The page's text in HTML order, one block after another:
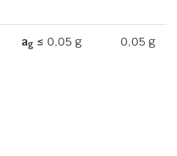
ag≤ 0,05 g 0,05 g